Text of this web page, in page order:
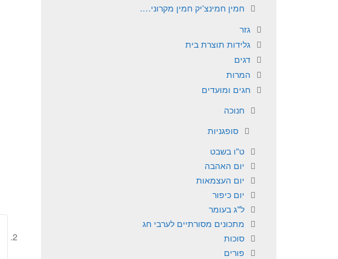
חמין חמינצ'יק חמין מקרוני….
גזר
גלידות תוצרת בית
דגים
המרות
חגים ומועדים
חנוכה
סופגניות
ט"ו בשבט
יום האהבה
יום העצמאות
יום כיפור
ל"ג בעומר
מתכונים מסורתיים לערבי חג
סוכות
פורים